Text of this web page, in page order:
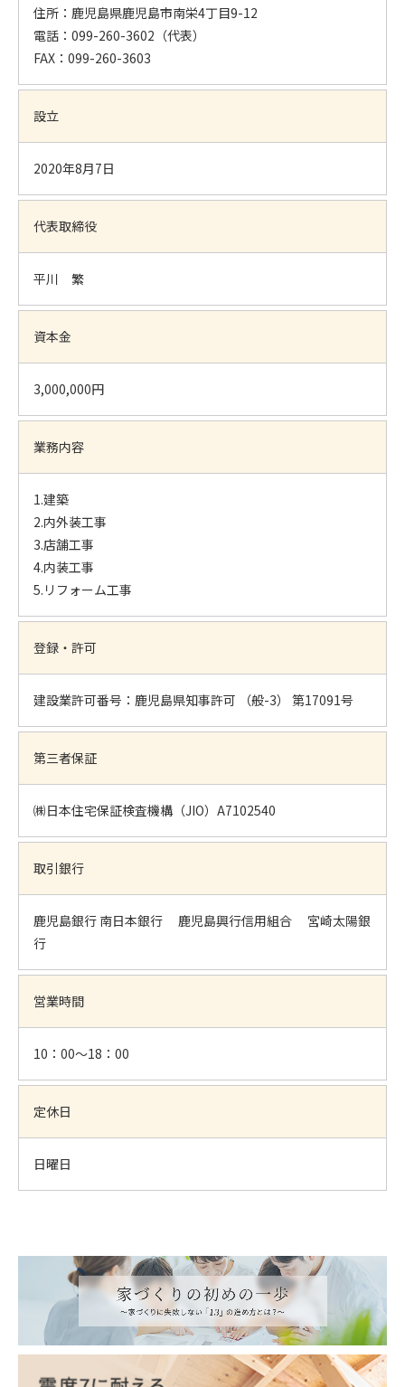
住所：鹿児島県鹿児島市南栄4丁目9-12
電話：099-260-3602（代表）
FAX：099-260-3603
設立
2020年8月7日
代表取締役
平川 繁
資本金
3,000,000円
業務内容
1.建築
2.内外装工事
3.店舗工事
4.内装工事
5.リフォーム工事
登録・許可
建設業許可番号：鹿児島県知事許可 （般-3） 第17091号
第三者保証
㈱日本住宅保証検査機構（JIO）A7102540
取引銀行
鹿児島銀行 南日本銀行 鹿児島興行信用組合 宮崎太陽銀
行
営業時間
10：00～18：00
定休日
日曜日